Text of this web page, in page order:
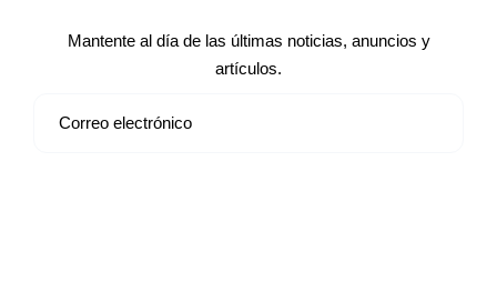
Mantente al día de las últimas noticias, anuncios y
artículos.